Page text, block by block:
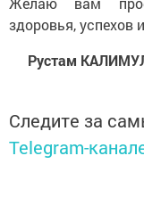
здоровья, успехов
Рустам
Следите за
Telegram-